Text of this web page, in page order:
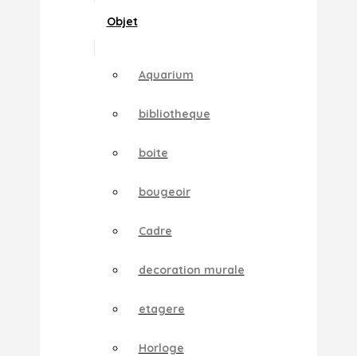
Objet
Aquarium
bibliotheque
boite
bougeoir
Cadre
decoration murale
etagere
Horloge